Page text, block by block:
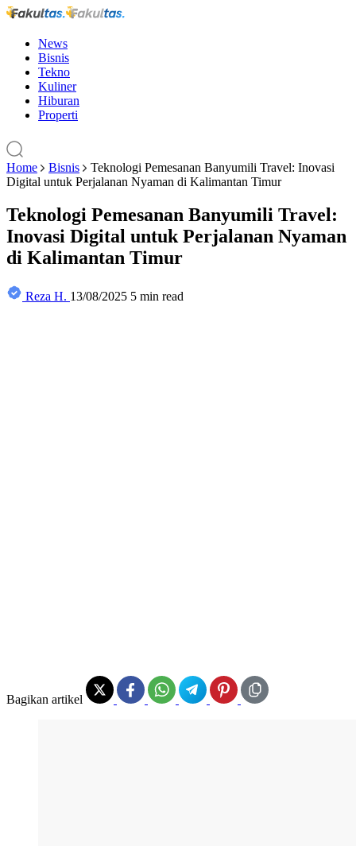
News
Bisnis
Tekno
Kuliner
Hiburan
Properti
Home Bisnis
Teknologi Pemesanan Banyumili Travel: Inovasi
Digital untuk Perjalanan Nyaman di Kalimantan Timur
Teknologi Pemesanan Banyumili Travel:
Inovasi Digital untuk Perjalanan Nyaman
di Kalimantan Timur
Reza H. 13/08/2025 5 min read
Bagikan artikel